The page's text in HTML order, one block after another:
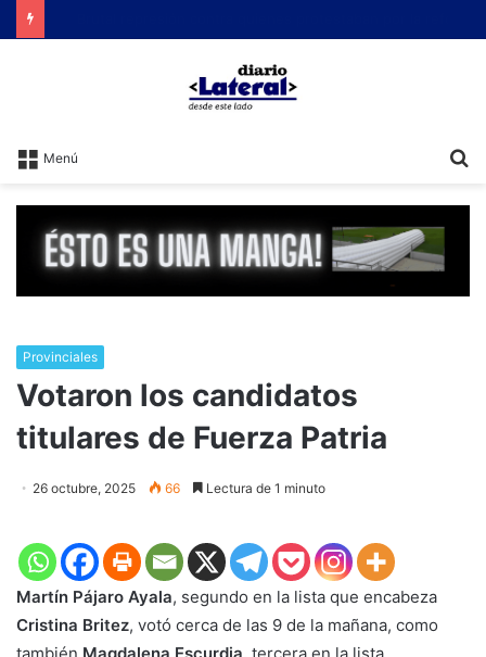
Menú
Provinciales
Votaron los candidatos
titulares de Fuerza Patria
26 octubre, 2025 66 Lectura de 1 minuto
Martín Pájaro Ayala, segundo en la lista que encabeza
Cristina Britez, votó cerca de las 9 de la mañana, como
también Magdalena Escurdia, tercera en la lista